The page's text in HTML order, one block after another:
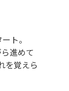
ト。
進めて
を覚えら